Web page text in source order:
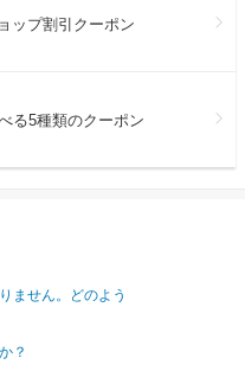
ップ割引クーポン
る5種類のクーポン
ません。どのよう
？